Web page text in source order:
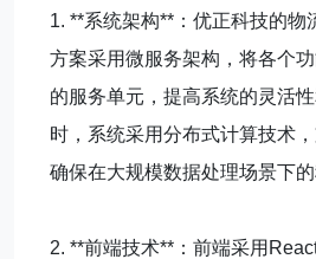
1. **系统架构**：优正科技的物
方案采用微服务架构，将各个
的服务单元，提高系统的灵活
时，系统采用分布式计算技术
确保在大规模数据处理场景下
2. **前端技术**：前端采用